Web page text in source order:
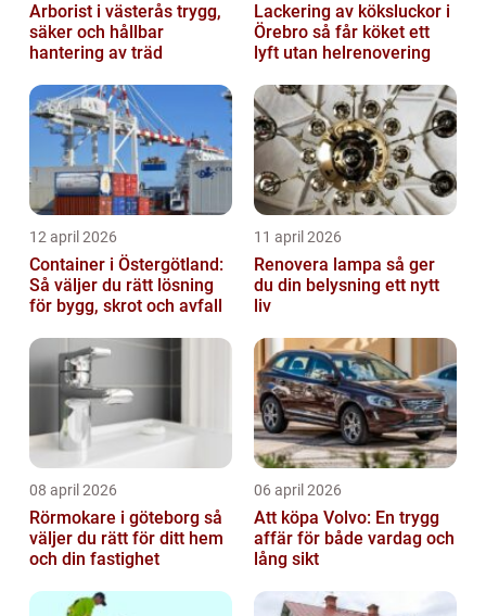
Arborist i västerås trygg,
säker och hållbar
hantering av träd
Lackering av köksluckor i
Örebro så får köket ett
lyft utan helrenovering
12 april 2026
Container i Östergötland:
Så väljer du rätt lösning
för bygg, skrot och avfall
11 april 2026
Renovera lampa så ger
du din belysning ett nytt
liv
08 april 2026
Rörmokare i göteborg så
väljer du rätt för ditt hem
och din fastighet
06 april 2026
Att köpa Volvo: En trygg
affär för både vardag och
lång sikt